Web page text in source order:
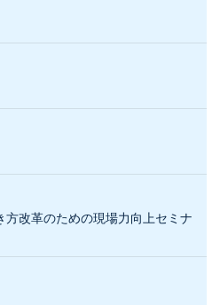
方改革のための現場力向上セミナ